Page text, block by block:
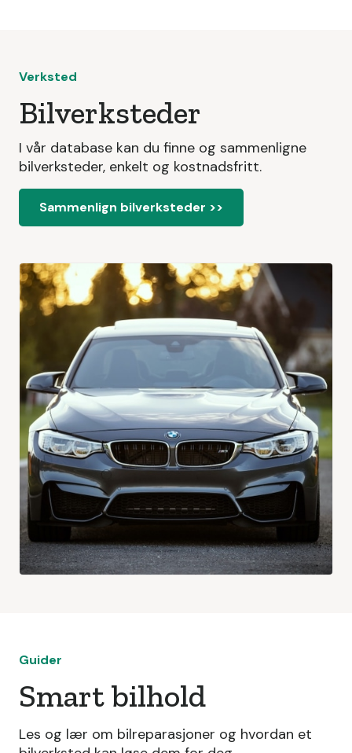
Verksted
Bilverksteder
I vår database kan du finne og sammenligne
bilverksteder, enkelt og kostnadsfritt.
Sammenlign bilverksteder >>
Guider
Smart bilhold
Les og lær om bilreparasjoner og hvordan et